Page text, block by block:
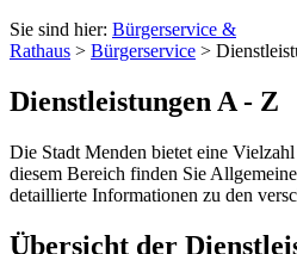
Sie sind hier: Bürgerservice &
Rathaus > Bürgerservice >
Dienstleistungen A - Z
Die Stadt Menden bietet eine
diesem Bereich finden Sie
detaillierte Informationen zu den
Übersicht der